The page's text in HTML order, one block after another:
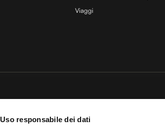
Uso responsabile dei dati
Viaggi